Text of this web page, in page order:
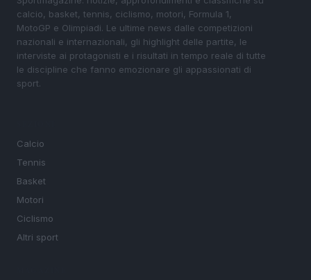
calcio, basket, tennis, ciclismo, motori, Formula 1,
MotoGP e Olimpiadi. Le ultime news dalle competizioni
nazionali e internazionali, gli highlight delle partite, le
interviste ai protagonisti e i risultati in tempo reale di tutte
le discipline che fanno emozionare gli appassionati di
sport.
Calcio
Tennis
Basket
Motori
Ciclismo
Altri sport